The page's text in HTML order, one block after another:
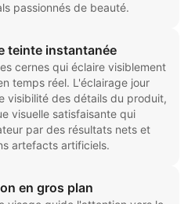
passionnés de beauté.
teinte instantanée
cernes qui éclaire visiblement
temps réel. L'éclairage jour
visibilité des détails du produit,
visuelle satisfaisante qui
par des résultats nets et
artefacts artificiels.
en gros plan